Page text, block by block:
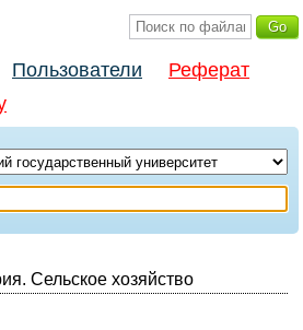
Пользователи
Реферат
Сельское хозяйство